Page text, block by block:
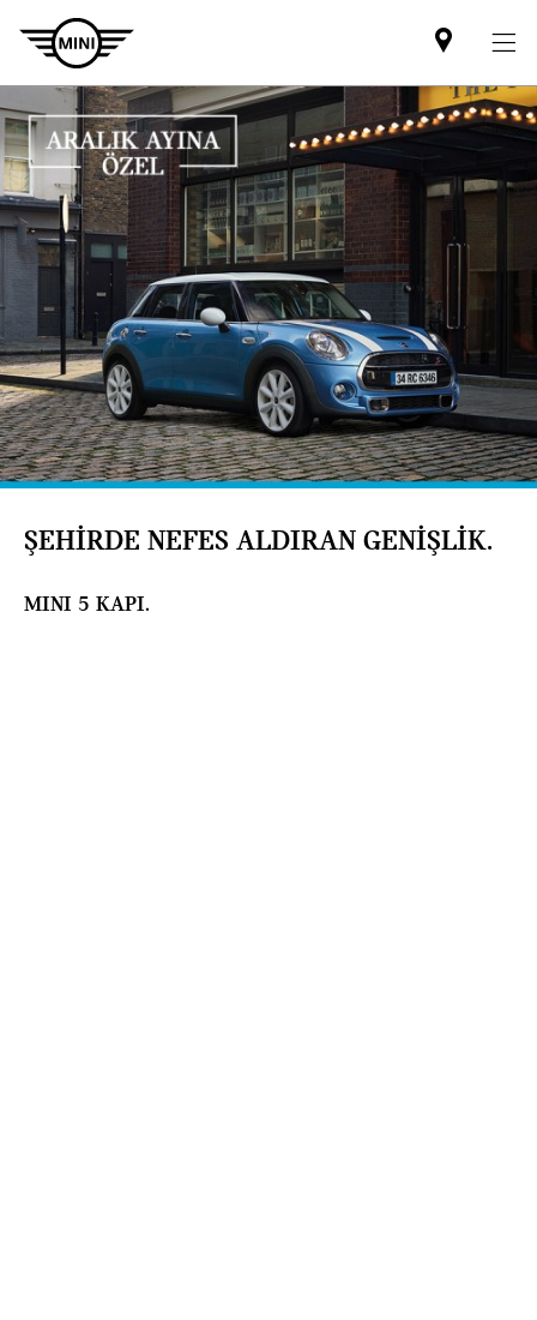
Mini
dealer
partner
ŞEHİRDE NEFES ALDIRAN GENİŞLİK.
MINI 5 KAPI.